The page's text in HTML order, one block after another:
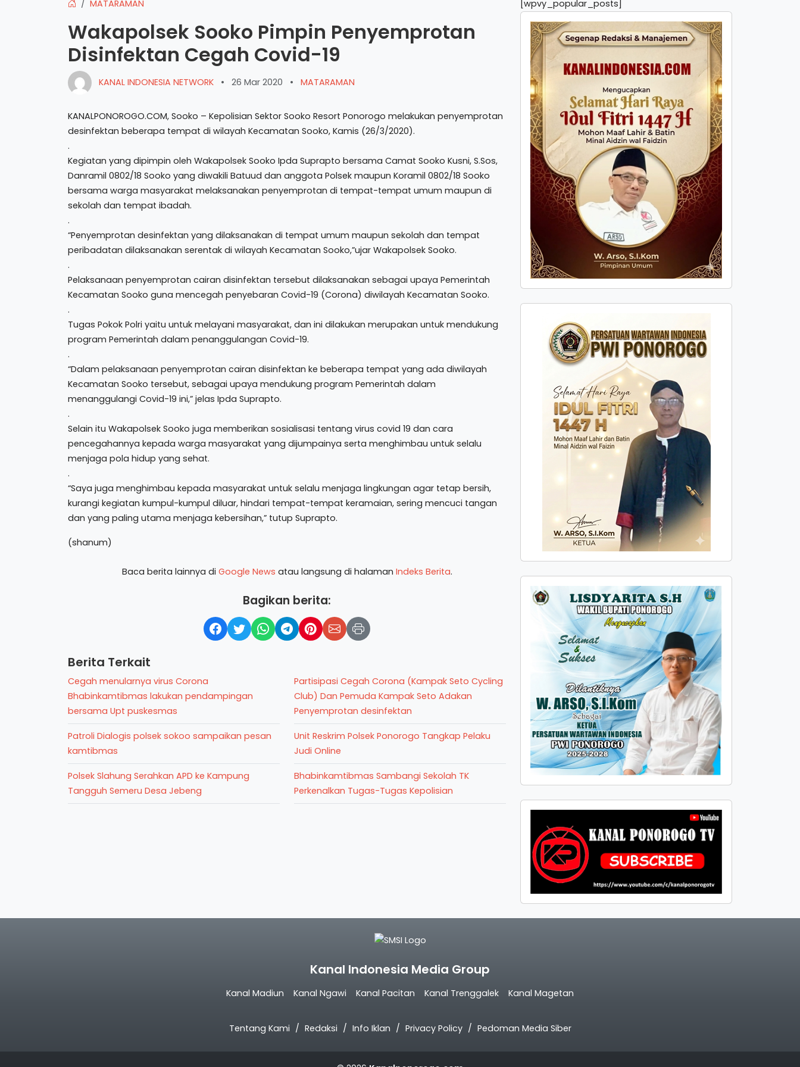
MATARAMAN
Wakapolsek Sooko Pimpin Penyemprotan
Disinfektan Cegah Covid-19
KANAL INDONESIA NETWORK • 26 Mar 2020 • MATARAMAN
KANALPONOROGO.COM, Sooko – Kepolisian Sektor Sooko Resort Ponorogo melakukan penyemprotan
desinfektan beberapa tempat di wilayah Kecamatan Sooko, Kamis (26/3/2020).
.
Kegiatan yang dipimpin oleh Wakapolsek Sooko Ipda Suprapto bersama Camat Sooko Kusni, S.Sos,
Danramil 0802/18 Sooko yang diwakili Batuud dan anggota Polsek maupun Koramil 0802/18 Sooko
bersama warga masyarakat melaksanakan penyemprotan di tempat-tempat umum maupun di
sekolah dan tempat ibadah.
.
“Penyemprotan desinfektan yang dilaksanakan di tempat umum maupun sekolah dan tempat
peribadatan dilaksanakan serentak di wilayah Kecamatan Sooko,”ujar Wakapolsek Sooko.
.
Pelaksanaan penyemprotan cairan disinfektan tersebut dilaksanakan sebagai upaya Pemerintah
Kecamatan Sooko guna mencegah penyebaran Covid-19 (Corona) diwilayah Kecamatan Sooko.
.
Tugas Pokok Polri yaitu untuk melayani masyarakat, dan ini dilakukan merupakan untuk mendukung
program Pemerintah dalam penanggulangan Covid-19.
.
“Dalam pelaksanaan penyemprotan cairan disinfektan ke beberapa tempat yang ada diwilayah
Kecamatan Sooko tersebut, sebagai upaya mendukung program Pemerintah dalam
menanggulangi Covid-19 ini,” jelas Ipda Suprapto.
.
Selain itu Wakapolsek Sooko juga memberikan sosialisasi tentang virus covid 19 dan cara
pencegahannya kepada warga masyarakat yang dijumpainya serta menghimbau untuk selalu
menjaga pola hidup yang sehat.
.
“Saya juga menghimbau kepada masyarakat untuk selalu menjaga lingkungan agar tetap bersih,
kurangi kegiatan kumpul-kumpul diluar, hindari tempat-tempat keramaian, sering mencuci tangan
dan yang paling utama menjaga kebersihan,” tutup Suprapto.
(shanum)
Baca berita lainnya di Google News atau langsung di halaman Indeks Berita.
Bagikan berita:
Berita Terkait
Cegah menularnya virus Corona
Bhabinkamtibmas lakukan pendampingan
bersama Upt puskesmas
Patroli Dialogis polsek sokoo sampaikan pesan
kamtibmas
Polsek Slahung Serahkan APD ke Kampung
Tangguh Semeru Desa Jebeng
Partisipasi Cegah Corona (Kampak Seto Cycling
Club) Dan Pemuda Kampak Seto Adakan
Penyemprotan desinfektan
Unit Reskrim Polsek Ponorogo Tangkap Pelaku
Judi Online
Bhabinkamtibmas Sambangi Sekolah TK
Perkenalkan Tugas-Tugas Kepolisian
[wpvy_popular_posts]
Kanal Indonesia Media Group
Kanal Madiun Kanal Ngawi Kanal Pacitan Kanal Trenggalek Kanal Magetan
Tentang Kami Redaksi Info Iklan Privacy Policy Pedoman Media Siber